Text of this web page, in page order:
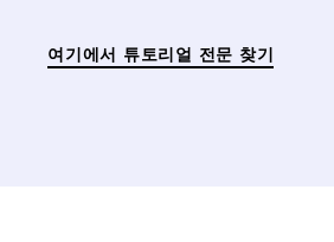
여기에서 튜토리얼 전문 찾기